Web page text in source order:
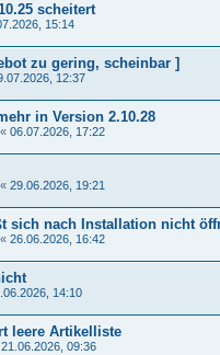
scheitert
15:14
zu gering, scheinbar ]
12:37
in Version 2.10.28
« 06.07.2026, 17:22
« 29.06.2026, 19:21
sich nach Installation nicht
« 26.06.2026, 16:42
14:10
leere Artikelliste
21.06.2026, 09:36